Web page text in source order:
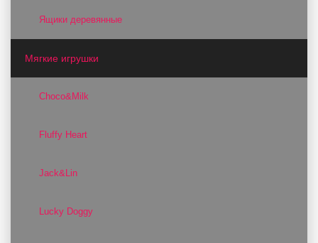
Ящики деревянные
Мягкие игрушки
Choco&Milk
Fluffy Heart
Jack&Lin
Lucky Doggy